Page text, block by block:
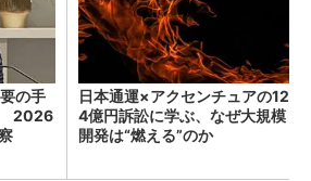
の手
2026
日本通運×アクセンチュアの12
4億円訴訟に学ぶ、なぜ大規模
開発は“燃える”のか